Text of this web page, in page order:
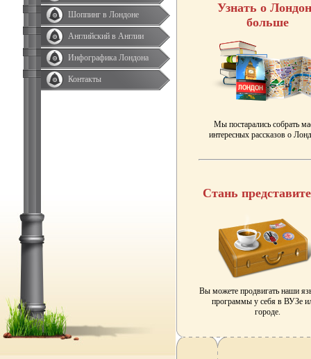
Шоппинг в Лондоне
Английский в Англии
Инфографика Лондона
Контакты
Узнать о
больше
Мы постарались собрать
интересных рассказов о
Стань
Вы можете продвигать наши
программы у себя в ВУЗе
городе.